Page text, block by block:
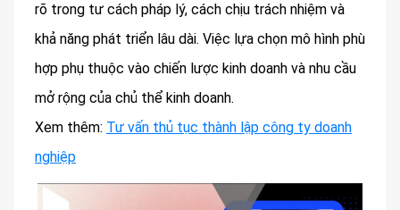
rõ trong tư cách pháp lý, cách chịu trách nhiệm và
khả năng phát triển lâu dài. Việc lựa chọn mô hình phù
hợp phụ thuộc vào chiến lược kinh doanh và nhu cầu
mở rộng của chủ thể kinh doanh.
Xem thêm: Tư vấn thủ tục thành lập công ty doanh
nghiệp